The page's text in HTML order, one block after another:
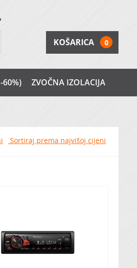
KOŠARICA
0
60%) ZVOČNA IZOLACIJA
Sortiraj prema najvišoj cijeni